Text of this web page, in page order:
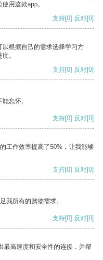
用这款app。
支持[0] 反对[0]
根据自己的需求选择学习方
。
支持[0] 反对[0]
忘怀。
支持[0] 反对[0]
工作效率提高了50%，让我能够
支持[0] 反对[0]
我所有的购物需求。
支持[0] 反对[0]
最高速度和安全性的连接，并帮